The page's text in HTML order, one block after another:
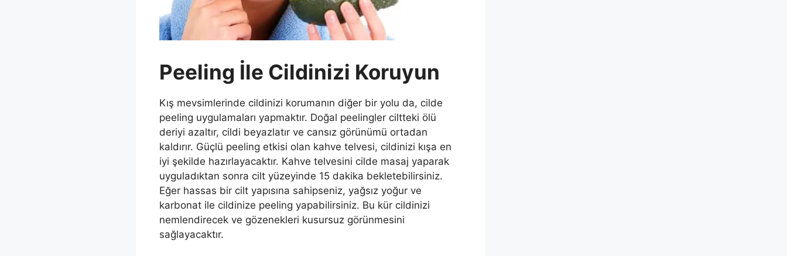
Peeling İle Cildinizi Koruyun
Kış mevsimlerinde cildinizi korumanın diğer bir yolu da, cilde
peeling uygulamaları yapmaktır. Doğal peelingler ciltteki ölü
deriyi azaltır, cildi beyazlatır ve cansız görünümü ortadan
kaldırır. Güçlü peeling etkisi olan kahve telvesi, cildinizi kışa en
iyi şekilde hazırlayacaktır. Kahve telvesini cilde masaj yaparak
uyguladıktan sonra cilt yüzeyinde 15 dakika bekletebilirsiniz.
Eğer hassas bir cilt yapısına sahipseniz, yağsız yoğur ve
karbonat ile cildinize peeling yapabilirsiniz. Bu kür cildinizi
nemlendirecek ve gözenekleri kusursuz görünmesini
sağlayacaktır.